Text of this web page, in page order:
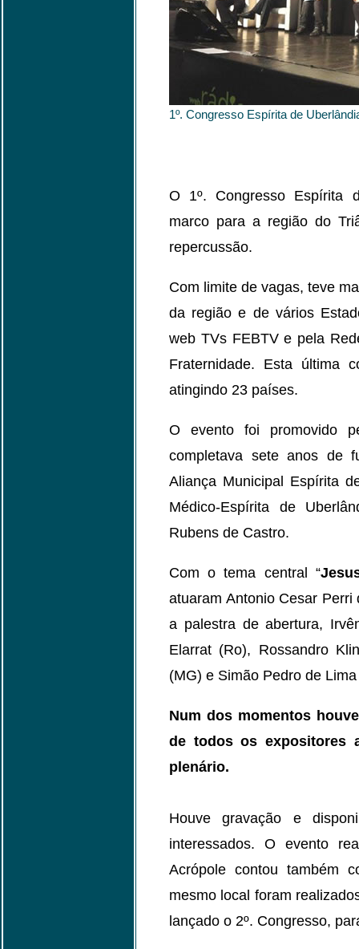
1º. Congresso Espírita de
O 1º. Congresso Espírita
marco para a região do
repercussão.
Com limite de vagas, teve
da região e de vários
web TVs FEBTV e pela
Fraternidade. Esta última
atingindo 23 países.
O evento foi promovido
completava sete anos de
Aliança Municipal Espírita
Médico-Espírita de
Rubens de Castro.
Com o tema central “
atuaram Antonio Cesar
a palestra de abertura,
Elarrat (Ro), Rossandro
(MG) e Simão Pedro de
Num dos momentos
de todos os expositores
plenário.
Houve gravação e
interessados. O evento
Acrópole contou também
mesmo local foram
lançado o 2º. Congresso,